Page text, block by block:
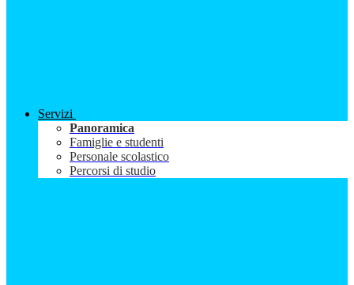
Servizi
Panoramica
Famiglie e studenti
Personale scolastico
Percorsi di studio